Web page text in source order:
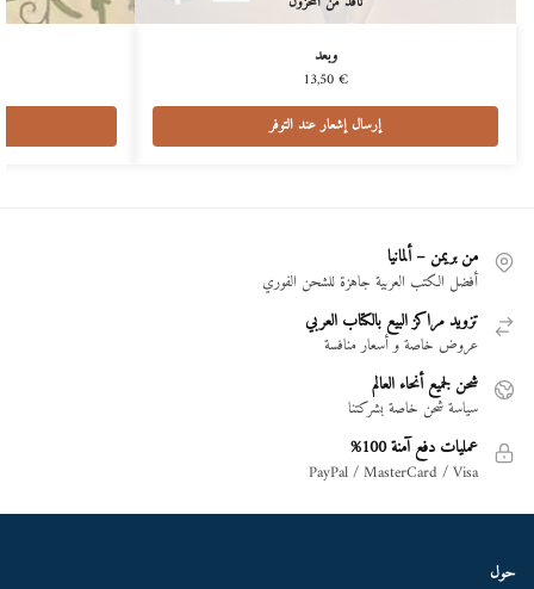
وبعد
13,50€
إرسال إشعار عند التوفر
من بريمن – ألمانيا
أفضل الكتب العربية جاهزة للشحن الفوري
تزويد مراكز البيع بالكتاب العربي
عروض خاصة و أسعار منافسة
شحن لجميع أنحاء العالم
سياسة شحن خاصة بشركتنا
عمليات دفع آمنة 100%
PayPal / MasterCard / Visa
حول